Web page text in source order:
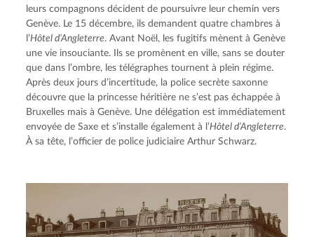
leurs compagnons décident de poursuivre leur chemin vers
Genève. Le 15 décembre, ils demandent quatre chambres à
l’Hôtel d’Angleterre. Avant Noël, les fugitifs mènent à Genève
une vie insouciante. Ils se promènent en ville, sans se douter
que dans l’ombre, les télégraphes tournent à plein régime.
Après deux jours d’incertitude, la police secrète saxonne
découvre que la princesse héritière ne s’est pas échappée à
Bruxelles mais à Genève. Une délégation est immédiatement
envoyée de Saxe et s’installe également à l’Hôtel d’Angleterre.
À sa tête, l’officier de police judiciaire Arthur Schwarz.